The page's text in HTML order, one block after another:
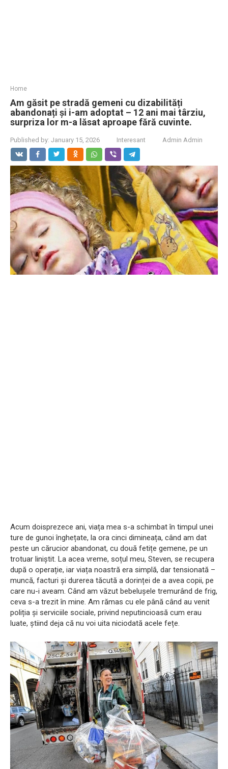
Home
Am găsit pe stradă gemeni cu dizabilități
abandonați și i-am adoptat – 12 ani mai târziu,
surpriza lor m-a lăsat aproape fără cuvinte.
Published by: January 15, 2026 Interesant Admin Admin
Acum doisprezece ani, viața mea s-a schimbat în timpul unei
ture de gunoi înghețate, la ora cinci dimineața, când am dat
peste un cărucior abandonat, cu două fetițe gemene, pe un
trotuar liniștit. La acea vreme, soțul meu, Steven, se recupera
după o operație, iar viața noastră era simplă, dar tensionată –
muncă, facturi și durerea tăcută a dorinței de a avea copii, pe
care nu-i aveam. Când am văzut bebelușele tremurând de frig,
ceva s-a trezit în mine. Am rămas cu ele până când au venit
poliția și serviciile sociale, privind neputincioasă cum erau
luate, știind deja că nu voi uita niciodată acele fețe.